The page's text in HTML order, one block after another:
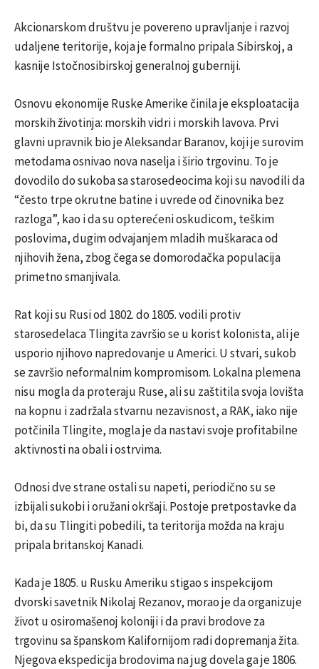
Akcionarskom društvu je povereno upravljanje i razvoj
udaljene teritorije, koja je formalno pripala Sibirskoj, a
kasnije Istočnosibirskoj generalnoj guberniji.
Osnovu ekonomije Ruske Amerike činila je eksploatacija
morskih životinja: morskih vidri i morskih lavova. Prvi
glavni upravnik bio je Aleksandar Baranov, koji je surovim
metodama osnivao nova naselja i širio trgovinu. To je
dovodilo do sukoba sa starosedeocima koji su navodili da
“često trpe okrutne batine i uvrede od činovnika bez
razloga”, kao i da su opterećeni oskudicom, teškim
poslovima, dugim odvajanjem mladih muškaraca od
njihovih žena, zbog čega se domorodačka populacija
primetno smanjivala.
Rat koji su Rusi od 1802. do 1805. vodili protiv
starosedelaca Tlingita završio se u korist kolonista, ali je
usporio njihovo napredovanje u Americi. U stvari, sukob
se završio neformalnim kompromisom. Lokalna plemena
nisu mogla da proteraju Ruse, ali su zaštitila svoja lovišta
na kopnu i zadržala stvarnu nezavisnost, a RAK, iako nije
potčinila Tlingite, mogla je da nastavi svoje profitabilne
aktivnosti na obali i ostrvima.
Odnosi dve strane ostali su napeti, periodično su se
izbijali sukobi i oružani okršaji. Postoje pretpostavke da
bi, da su Tlingiti pobedili, ta teritorija možda na kraju
pripala britanskoj Kanadi.
Kada je 1805. u Rusku Ameriku stigao s inspekcijom
dvorski savetnik Nikolaj Rezanov, morao je da organizuje
život u osiromašenoj koloniji i da pravi brodove za
trgovinu sa španskom Kalifornijom radi dopremanja žita.
Njegova ekspedicija brodovima na jug dovela ga je 1806.